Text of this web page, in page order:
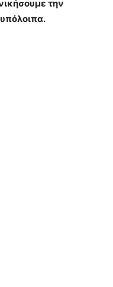
την